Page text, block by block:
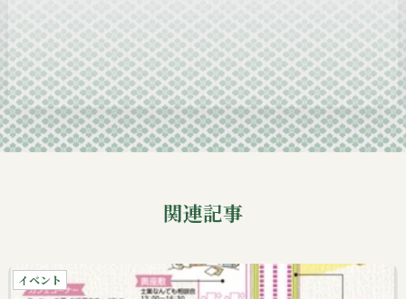
2024-10
2024-09
関連記事
イベント